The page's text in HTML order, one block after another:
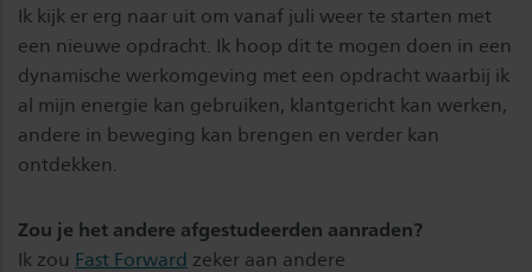
Ik kijk er erg naar uit om vanaf juli weer te starten met
een nieuwe opdracht. Ik hoop dit te mogen doen in een
dynamische werkomgeving met een opdracht waarbij ik
al mijn energie kan gebruiken, klantgericht kan werken,
andere in beweging kan brengen en verder kan
ontdekken.
Zou je het andere afgestudeerden aanraden?
Ik zou Fast Forward zeker aan andere